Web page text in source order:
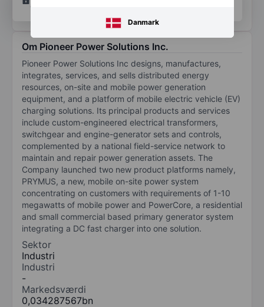
Danmark
og analyse værktøjer.
Om Pioneer Power Solutions Inc.
Pioneer Power Solutions Inc designs, manufactures,
integrates, services, and sells distributed energy
resources, on-site and mobile power generation
equipment, and a platform of mobile electric vehicle (EV)
charging solutions. Its principal products and services
include custom-engineered electrical transformers,
switchgear and engine-generator sets and controls,
complemented by a national field-service network to
maintain and repair power generation assets. The
Company launched two new product platforms namely,
PRYMUS, a new, mobile on-site power system
concentrating on customers with requirements of 1-10
megawatts of mobile power and PowerCore, a residential
and small commercial based primary generator system
integrating a DC fast charger into one solution.
Sektor
Industri
Industri
-
Markedsværdi
0,034287567bn